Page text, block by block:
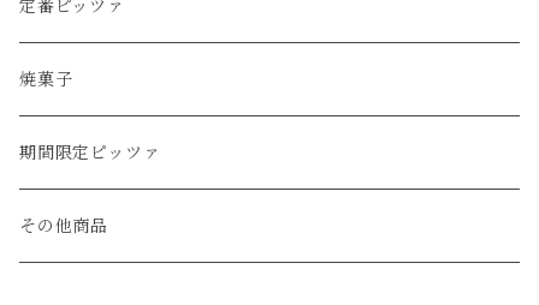
定番ピッツァ
焼菓子
期間限定ピッツァ
その他商品